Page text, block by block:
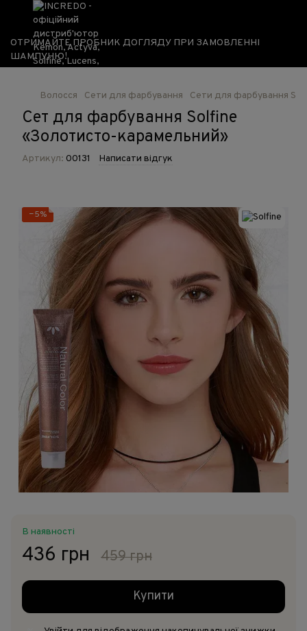
ОТРИМАЙТЕ ПРОБНИК ДОГЛЯДУ ПРИ ЗАМОВЛЕННІ
ШАМПУНЮ!
Волосся Сети для фарбування Сети для фарбування
Сет для фарбування Solfine
«Золотисто-карамельний»
Артикул: 00131 Написати відгук
−5%
В наявності
436 грн 459 грн
Купити